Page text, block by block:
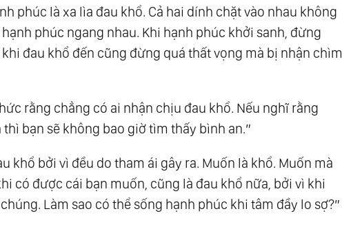
phúc là xa lìa đau khổ. Cả hai dính chặt vào nhau không
phúc ngang nhau. Khi hạnh phúc khởi sanh, đừng
đau khổ đến cũng đừng quá thất vọng mà bị nhận chìm
rằng chẳng có ai nhận chịu đau khổ. Nếu nghĩ rằng
bạn sẽ không bao giờ tìm thấy bình an.”
khổ bởi vì đều do tham ái gây ra. Muốn là khổ. Muốn mà
có được cái bạn muốn, cũng là đau khổ nữa, bởi vì khi
Làm sao có thể sống hạnh phúc khi tâm đầy lo sợ?”